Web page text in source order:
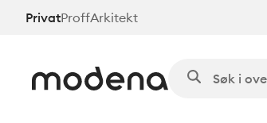
HoppPrivatProffArkitekt